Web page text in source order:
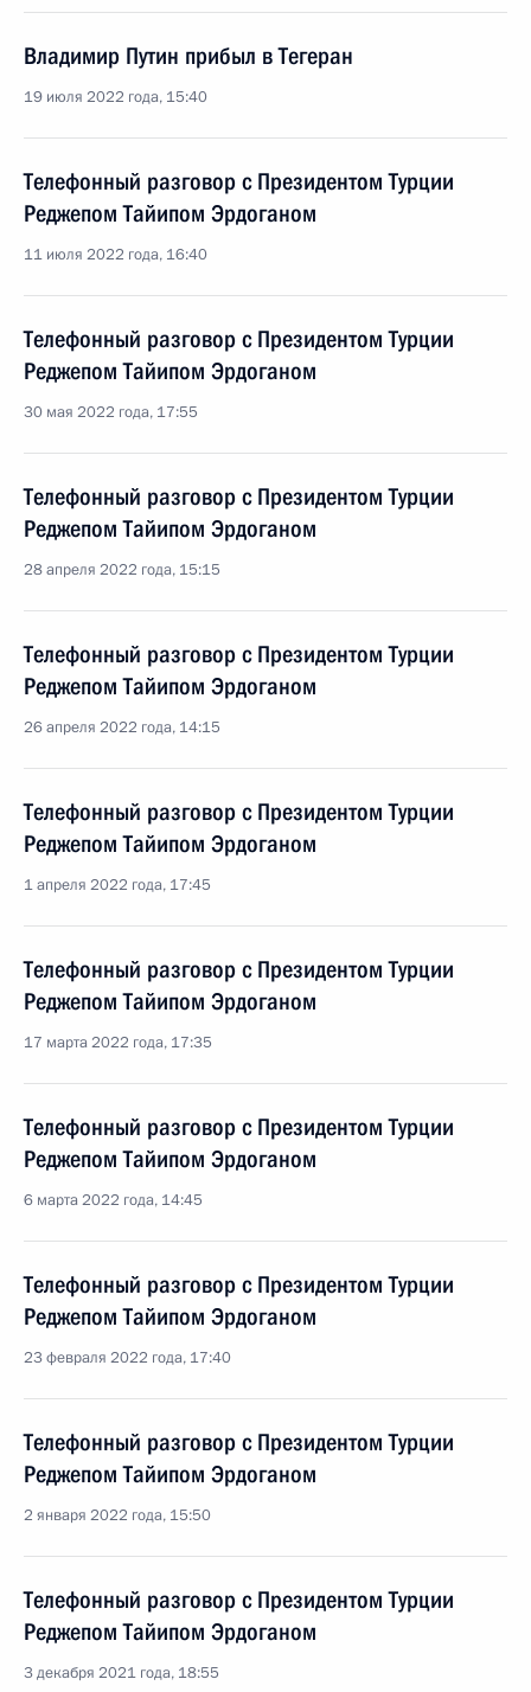
Владимир Путин прибыл в Тегеран
19 июля 2022 года, 15:40
Телефонный разговор с Президентом Турции
Реджепом Тайипом Эрдоганом
11 июля 2022 года, 16:40
Телефонный разговор с Президентом Турции
Реджепом Тайипом Эрдоганом
30 мая 2022 года, 17:55
Телефонный разговор с Президентом Турции
Реджепом Тайипом Эрдоганом
28 апреля 2022 года, 15:15
Телефонный разговор с Президентом Турции
Реджепом Тайипом Эрдоганом
26 апреля 2022 года, 14:15
Телефонный разговор с Президентом Турции
Реджепом Тайипом Эрдоганом
1 апреля 2022 года, 17:45
Телефонный разговор с Президентом Турции
Реджепом Тайипом Эрдоганом
17 марта 2022 года, 17:35
Телефонный разговор с Президентом Турции
Реджепом Тайипом Эрдоганом
6 марта 2022 года, 14:45
Телефонный разговор с Президентом Турции
Реджепом Тайипом Эрдоганом
23 февраля 2022 года, 17:40
Телефонный разговор с Президентом Турции
Реджепом Тайипом Эрдоганом
2 января 2022 года, 15:50
Телефонный разговор с Президентом Турции
Реджепом Тайипом Эрдоганом
3 декабря 2021 года, 18:55